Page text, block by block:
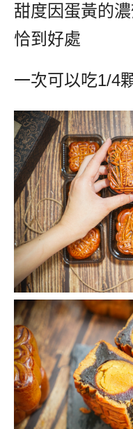
甜度因蛋黃的
恰到好處
一次可以吃1/4